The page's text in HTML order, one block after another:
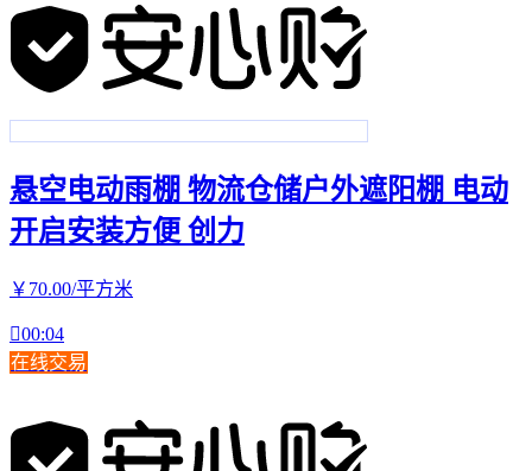
悬空电动雨棚 物流仓储户外遮阳棚 电动
开启安装方便 创力
￥ 70.00/平方米
00:04
在线交易